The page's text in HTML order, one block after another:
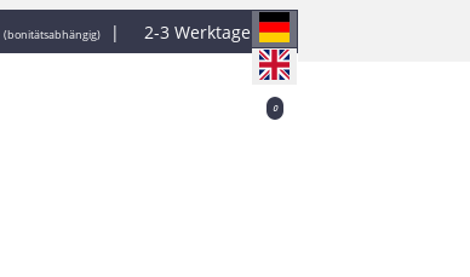
(bonitätsabhängig) | 2-3 Werktage
0